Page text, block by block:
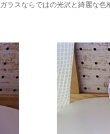
ラスならではの光沢と綺麗な